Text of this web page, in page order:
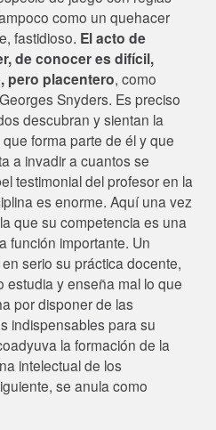
como un quehacer
fastidioso. El acto de
de conocer es difícil,
pero placentero, como
Snyders. Es preciso
descubran y sientan la
forma parte de él y que
a invadir a cuantos se
testimonial del profesor en la
es enorme. Aquí una vez
que su competencia es una
función importante. Un
serio su práctica docente,
estudia y enseña mal lo que
por disponer de las
indispensables para su
la formación de la
intelectual de los
se anula como